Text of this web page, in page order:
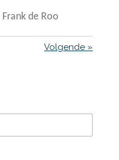
Frank de Roo
Volgende »